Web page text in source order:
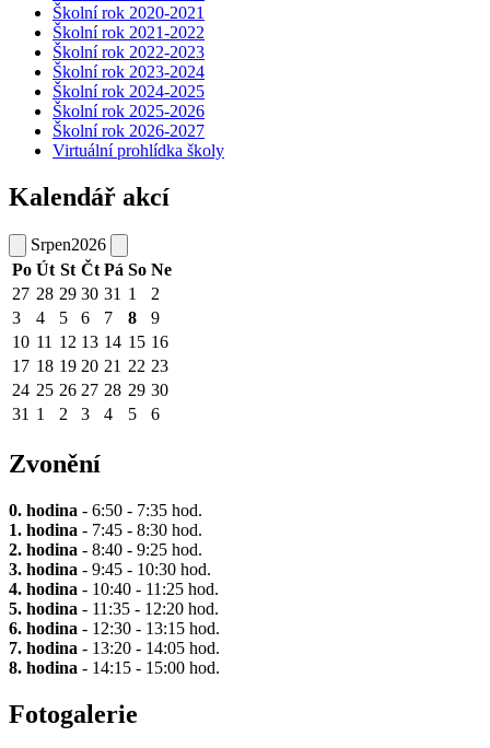
Školní rok 2020-2021
Školní rok 2021-2022
Školní rok 2022-2023
Školní rok 2023-2024
Školní rok 2024-2025
Školní rok 2025-2026
Školní rok 2026-2027
Virtuální prohlídka školy
Kalendář akcí
Srpen2026
Po Út St Čt Pá So Ne
27 28 29 30 31 1
2
3
4 5 6 7 8
9
10 11 12 13 14 15 16
17 18 19 20 21 22 23
24 25 26 27 28 29 30
31 1 2 3 4 5 6
Zvonění
0. hodina - 6:50 - 7:35 hod.
1. hodina - 7:45 - 8:30 hod.
2. hodina - 8:40 - 9:25 hod.
3. hodina - 9:45 - 10:30 hod.
4. hodina - 10:40 - 11:25 hod.
5. hodina - 11:35 - 12:20 hod.
6. hodina - 12:30 - 13:15 hod.
7. hodina - 13:20 - 14:05 hod.
8. hodina - 14:15 - 15:00 hod.
Fotogalerie